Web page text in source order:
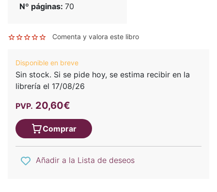
Nº páginas: 70
Comenta y valora este libro
Disponible en breve
Sin stock. Si se pide hoy, se estima recibir en la
librería el 17/08/26
PVP. 20,60€
Comprar
Añadir a la Lista de deseos